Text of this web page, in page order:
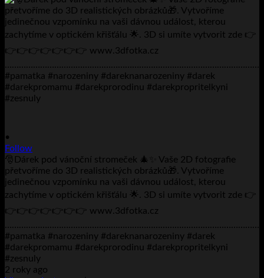
•
Follow
🎅Dárek pod vánoční stromeček 🎄✨ Vaše 2D fotografie
přetvoříme do 3D realistických obrázků🎁. Vytvoříme
jedinečnou vzpomínku na vaši dávnou událost, kterou
zachytíme v optickém křišťálu 🌟. 3D si umíte vytvorit zde 👉
👉👉👉👉👉👉👉 www.3dfotka.cz
………………………………………………………………………………………………..
#pamatka #narozeniny #dareknanarozeniny #darek
#darekpromamu #darekprorodinu #darekpropritelkyni
#zesnuly
2 roky ago